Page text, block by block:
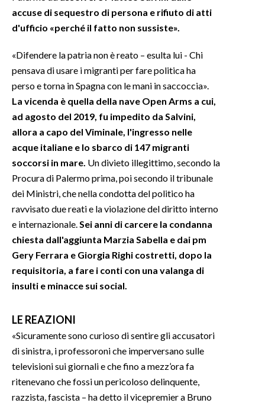
INFO AZIENDE
ABBONATI
PUBBLICITÀ
SPIAGGE
STORE
accuse di sequestro di persona e rifiuto di atti
d'ufficio «perché il fatto non sussiste».
«Difendere la patria non è reato – esulta lui - Chi
pensava di usare i migranti per fare politica ha
perso e torna in Spagna con le mani in saccoccia».
La vicenda è quella della nave Open Arms a cui,
ad agosto del 2019, fu impedito da Salvini,
allora a capo del Viminale, l'ingresso nelle
acque italiane e lo sbarco di 147 migranti
soccorsi in mare. Un divieto illegittimo, secondo la
Procura di Palermo prima, poi secondo il tribunale
dei Ministri, che nella condotta del politico ha
ravvisato due reati e la violazione del diritto interno
e internazionale. Sei anni di carcere la condanna
chiesta dall'aggiunta Marzia Sabella e dai pm
Gery Ferrara e Giorgia Righi costretti, dopo la
requisitoria, a fare i conti con una valanga di
insulti e minacce sui social.
LE REAZIONI
«Sicuramente sono curioso di sentire gli accusatori
di sinistra, i professoroni che imperversano sulle
televisioni sui giornali e che fino a mezz’ora fa
ritenevano che fossi un pericoloso delinquente,
razzista, fascista – ha detto il vicepremier a Bruno